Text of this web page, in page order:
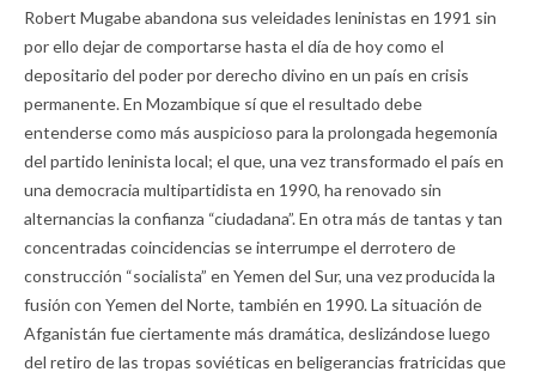
Robert Mugabe abandona sus veleidades leninistas en 1991 sin
por ello dejar de comportarse hasta el día de hoy como el
depositario del poder por derecho divino en un país en crisis
permanente. En Mozambique sí que el resultado debe
entenderse como más auspicioso para la prolongada hegemonía
del partido leninista local; el que, una vez transformado el país en
una democracia multipartidista en 1990, ha renovado sin
alternancias la confianza “ciudadana”. En otra más de tantas y tan
concentradas coincidencias se interrumpe el derrotero de
construcción “socialista” en Yemen del Sur, una vez producida la
fusión con Yemen del Norte, también en 1990. La situación de
Afganistán fue ciertamente más dramática, deslizándose luego
del retiro de las tropas soviéticas en beligerancias fratricidas que